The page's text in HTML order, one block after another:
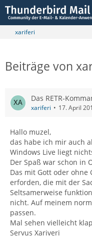
xariferi
Beiträge von
Das RETR-
xariferi 17. April
Hallo muzel,
das habe ich mir auch
Windows Live liegt
Der Spaß war schon in
Das mit Gott oder ohne
erforden, die mit der
Seltsamerweise
nicht. Auf meinem
passen.
Mal sehen vielleicht
Servus Xariveri